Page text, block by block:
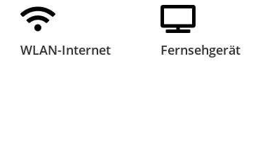
WLAN-Internet Fernsehgerät